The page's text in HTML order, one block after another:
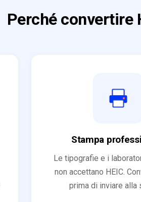
Perché convertire
Stampa
Le tipografie e i
non accettano HEIC.
prima di inviare alla